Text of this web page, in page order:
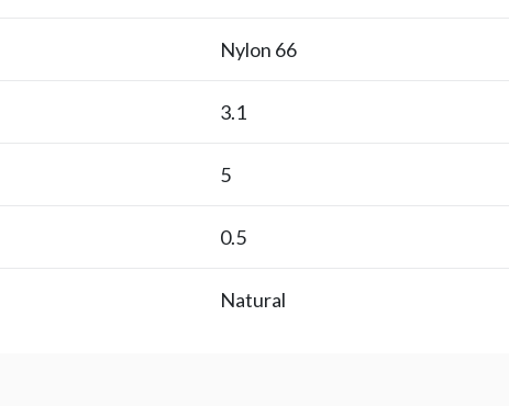
Nylon 66
3.1
5
0.5
Natural